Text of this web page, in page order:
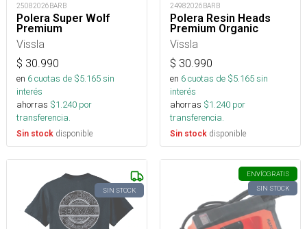
25082026BARB
Polera Super Wolf
Premium
Vissla
$ 30.990
en 6cuotas de $5.165sin
interés
ahorras $1.240 por
transferencia.
Sin stock disponible
24982026BARB
Polera Resin Heads
Premium Organic
Vissla
$ 30.990
en 6cuotas de $5.165sin
interés
ahorras $1.240 por
transferencia.
Sin stock disponible
SIN STOCK
ENVÍOGRATIS
SIN STOCK